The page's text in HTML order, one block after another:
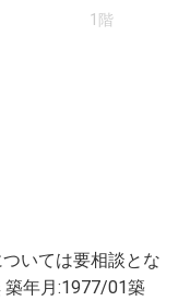
1階
いては要相談とな
築年月:1977/01築